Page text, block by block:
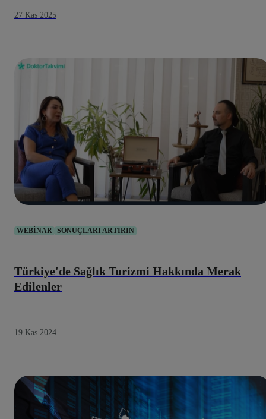
27 Kas 2025
WEBINAR SONUÇLARI ARTIRIN
Türkiye'de Sağlık Turizmi Hakkında Merak
Edilenler
19 Kas 2024